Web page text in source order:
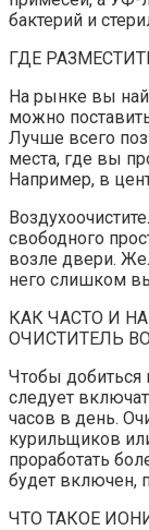
бактерий и
ГДЕ
На рынке вы
можно
Лучше всего
места, где вы
Например, в
свободного
возле двери.
него слишком
КАК ЧАСТО И
ОЧИСТИТЕЛЬ
Чтобы добиться
следует
часов в день.
курильщиков
проработать
будет включен,
ЧТО ТАКОЕ